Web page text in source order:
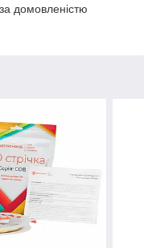
домовленістю